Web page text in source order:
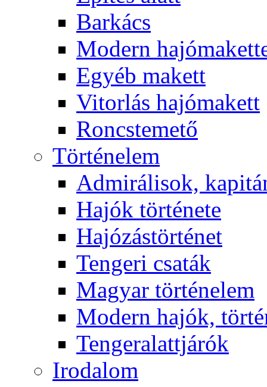
Barkács
Modern
Egyéb makett
Vitorlás hajómakett
Roncstemető
Történelem
Admirálisok,
Hajók története
Hajózástörténet
Tengeri csaták
Magyar történelem
Modern hajók,
Tengeralattjárók
Irodalom